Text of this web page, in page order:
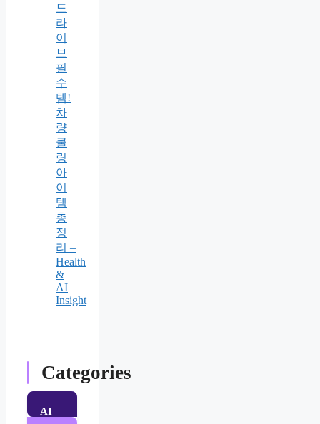
드
라
이
브
필
수
템!
차
량
쿨
링
아
이
템
총
정
리 –
Health
&
AI
Insight
Categories
AI